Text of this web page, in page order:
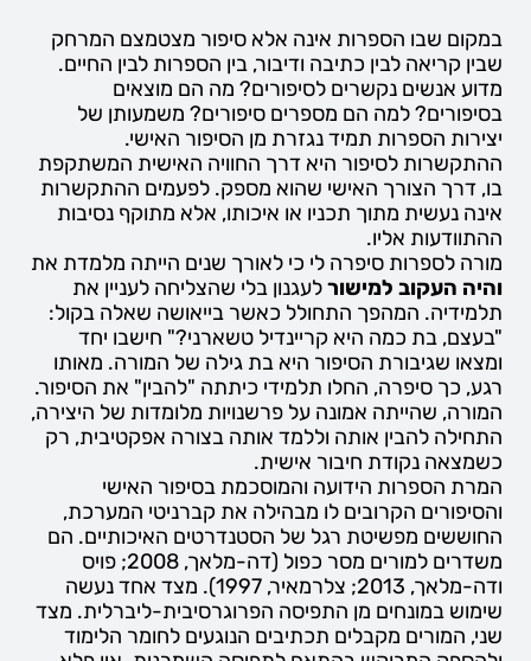
במקום שבו הספרות אינה אלא סיפור מצטמצם המרחק
שבין קריאה לבין כתיבה ודיבור, בין הספרות לבין החיים.
מדוע אנשים נקשרים לסיפורים? מה הם מוצאים
בסיפורים? למה הם מספרים סיפורים? משמעותן של
יצירות הספרות תמיד נגזרת מן הסיפור האישי.
ההתקשרות לסיפור היא דרך החוויה האישית המשתקפת
בו, דרך הצורך האישי שהוא מספק. לפעמים ההתקשרות
אינה נעשית מתוך תכניו או איכותו, אלא מתוקף נסיבות
ההתוודעות אליו.
מורה לספרות סיפרה לי כי לאורך שנים הייתה מלמדת את
והיה העקוב למישורלעגנון בלי שהצליחה לעניין את
תלמידיה. המהפך התחולל כאשר בייאושה שאלה בקול:
"בעצם, בת כמה היא קריינדיל טשארני?" חישבו יחד
ומצאו שגיבורת הסיפור היא בת גילה של המורה. מאותו
רגע, כך סיפרה, החלו תלמידי כיתתה "להבין" את הסיפור.
המורה, שהייתה אמונה על פרשנויות מלומדות של היצירה,
התחילה להבין אותה וללמד אותה בצורה אפקטיבית, רק
כשמצאה נקודת חיבור אישית.
המרת הספרות הידועה והמוסכמת בסיפור האישי
והסיפורים הקרובים לו מבהילה את קברניטי המערכת,
החוששים מפשיטת רגל של הסטנדרטים האיכותיים. הם
משדרים למורים מסר כפול (דה-מלאך, 2008; פויס
ודה-מלאך, 2013; צלרמאיר, 1997). מצד אחד נעשה
שימוש במונחים מן התפיסה הפרוגרסיבית-ליברלית. מצד
שני, המורים מקבלים תכתיבים הנוגעים לחומר הלימוד